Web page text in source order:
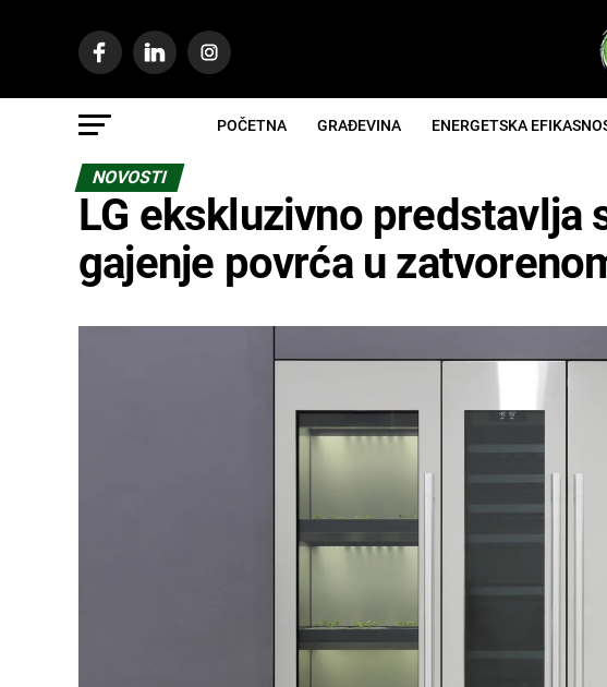
POČETNA GRAĐEVINA ENERGETSKA
NOVOSTI
LG ekskluzivno predstavlja
gajenje povrća u